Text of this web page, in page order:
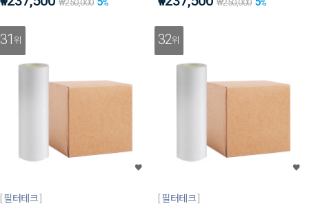
₩250,000 % ₩250,000 %
31위
필터테크
32위
필터테크